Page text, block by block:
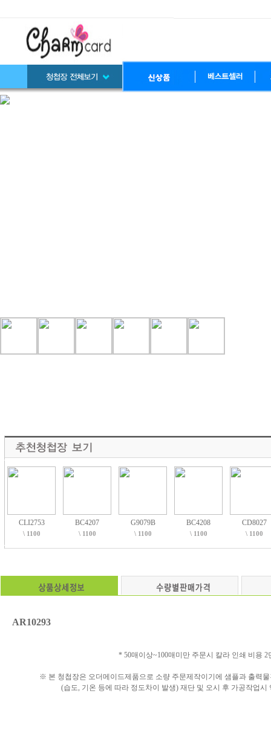
CLI2753
\ 1100
BC4207
\ 1100
G9079B
\ 1100
BC4208
\ 1100
CD8027
\ 1100
AR10293
* 50매이상~100매미만 주문시 칼라 인쇄 비용 2
※ 본 청첩장은 오더메이드제품으로 소량 주문제작이기에 샘플과 출력
(습도, 기온 등에 따라 정도차이 발생) 재단 및 오시 후 가공작업